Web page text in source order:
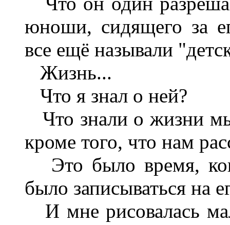
юноши, сидящего за
все ещё называли
Жизнь...
Что я знал о ней?
Что знали о жизни
кроме того, что нам
Это было время,
было записываться на
И мне рисовалась